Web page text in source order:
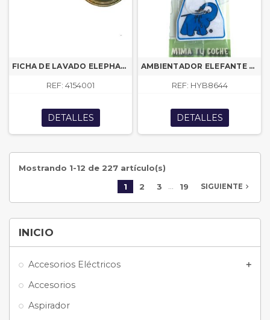
INICIO
Accesorios Eléctricos add
Accesorios
Aspirador
FICHA DE LAVADO ELEPHANT DIAM. 24mm EA
REF: 4154001
DETALLES
AMBIENTADOR ELEFANTE MANZANA EA MN
REF: HYB8644
DETALLES
Mostrando 1-12 de 227 artículo(s)
1
2 3 19 SIGUIENTE navigate_next